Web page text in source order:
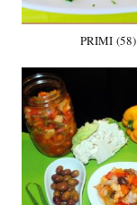
PRIMI (58)